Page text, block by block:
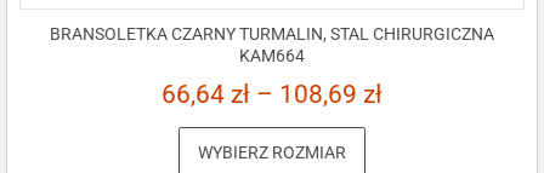
BRANSOLETKA CZARNY TURMALIN, STAL CHIRURGICZNA
KAM664
66,64 zł – 108,69 zł
WYBIERZ ROZMIAR